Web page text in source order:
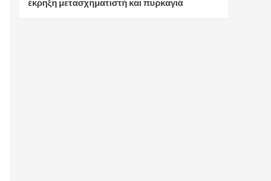
έκρηξη μετασχηματιστή και πυρκαγιά